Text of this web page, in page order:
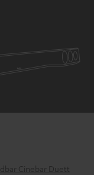
Cinebar Duett